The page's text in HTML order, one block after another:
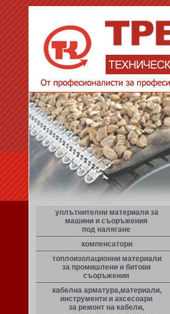
уплътнителни материали за
машини и съоръжения
под налягане
компенсатори
топлоизолационни материали
за промишлени и битови
съоръжения
кабелна арматура,материали,
инструменти и аксесоари
за ремонт на кабели,